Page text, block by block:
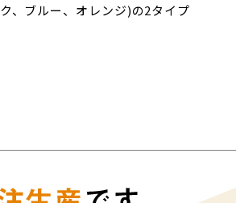
、ブルー、オレンジ)の2タイプ